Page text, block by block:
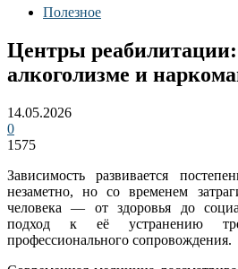
Полезное
Центры
алкоголизме и
14.05.2026
0
1575
Зависимость развивается
незаметно, но со временем
человека — от здоровья до
подход к её устранению
профессионального сопровождения.